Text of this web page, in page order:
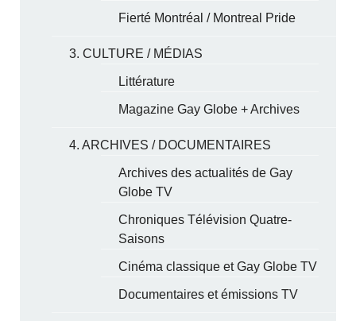
Fierté Montréal / Montreal Pride
3. CULTURE / MÉDIAS
Littérature
Magazine Gay Globe + Archives
4. ARCHIVES / DOCUMENTAIRES
Archives des actualités de Gay
Globe TV
Chroniques Télévision Quatre-
Saisons
Cinéma classique et Gay Globe TV
Documentaires et émissions TV